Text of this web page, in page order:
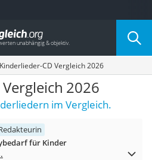
Kategorie
Kinderlieder-CD Vergleich 2026
2026
im Vergleich.
für Kinder